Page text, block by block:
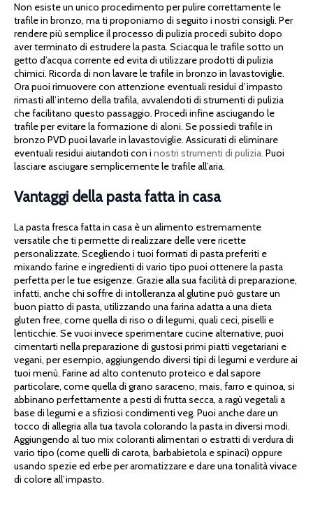
Non esiste un unico procedimento per pulire correttamente le
trafile in bronzo, ma ti proponiamo di seguito i nostri consigli. Per
rendere più semplice il processo di pulizia procedi subito dopo
aver terminato di estrudere la pasta. Sciacqua le trafile sotto un
getto d’acqua corrente ed evita di utilizzare prodotti di pulizia
chimici. Ricorda di non lavare le trafile in bronzo in lavastoviglie.
Ora puoi rimuovere con attenzione eventuali residui d’impasto
rimasti all’interno della trafila, avvalendoti di strumenti di pulizia
che facilitano questo passaggio. Procedi infine asciugando le
trafile per evitare la formazione di aloni. Se possiedi trafile in
bronzo PVD puoi lavarle in lavastoviglie. Assicurati di eliminare
eventuali residui aiutandoti con i nostri strumenti di pulizia. Puoi
lasciare asciugare semplicemente le trafile all’aria.
Vantaggi della pasta fatta in casa
La pasta fresca fatta in casa è un alimento estremamente
versatile che ti permette di realizzare delle vere ricette
personalizzate. Scegliendo i tuoi formati di pasta preferiti e
mixando farine e ingredienti di vario tipo puoi ottenere la pasta
perfetta per le tue esigenze. Grazie alla sua facilità di preparazione,
infatti, anche chi soffre di intolleranza al glutine può gustare un
buon piatto di pasta, utilizzando una farina adatta a una dieta
gluten free, come quella di riso o di legumi, quali ceci, piselli e
lenticchie. Se vuoi invece sperimentare cucine alternative, puoi
cimentarti nella preparazione di gustosi primi piatti vegetariani e
vegani, per esempio, aggiungendo diversi tipi di legumi e verdure ai
tuoi menù. Farine ad alto contenuto proteico e dal sapore
particolare, come quella di grano saraceno, mais, farro e quinoa, si
abbinano perfettamente a pesti di frutta secca, a ragù vegetali a
base di legumi e a sfiziosi condimenti veg. Puoi anche dare un
tocco di allegria alla tua tavola colorando la pasta in diversi modi.
Aggiungendo al tuo mix coloranti alimentari o estratti di verdura di
vario tipo (come quelli di carota, barbabietola e spinaci) oppure
usando spezie ed erbe per aromatizzare e dare una tonalità vivace
di colore all’impasto.